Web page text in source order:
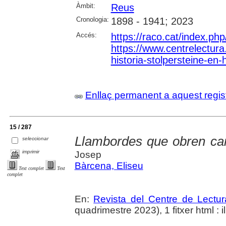
Àmbit: Reus
Cronologia: 1898 - 1941; 2023
Accés:
https://raco.cat/
https://
historia-stolpersteine-
Enllaç permanent a aquest
15 / 287
seleccionar
imprimir
Text complet
Text
complet
Llambordes que obren
Josep
Bàrcena, Eliseu
En: Revista del Centre de
quadrimestre 2023), 1 fitxer html :